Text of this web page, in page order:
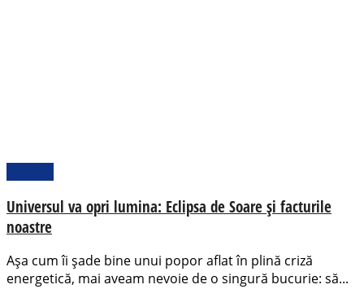
Universul va opri lumina: Eclipsa de Soare și facturile
noastre
Așa cum îi șade bine unui popor aflat în plină criză
energetică, mai aveam nevoie de o singură bucurie: să...